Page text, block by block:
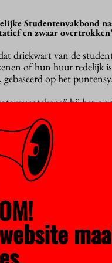
Studentenvakbond
en zwaar
driekwart van de
of hun huur redelijk
op het
vraagtekens” bij het
huurcheck gedaan
noemen, vindt de
in het centrum van
Dat klopt niet,
aan de
dat het steeds minder
Vastgoed Belang. De
naar zelfstandige
persbericht.